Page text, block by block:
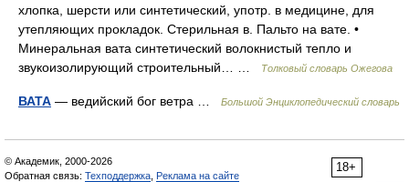
хлопка, шерсти или синтетический, употр. в медицине, для
утепляющих прокладок. Стерильная в. Пальто на вате. •
Минеральная вата синтетический волокнистый тепло и
звукоизолирующий строительный… …
Толковый словарь Ожегова
ВАТА — ведийский бог ветра … Большой Энциклопедический словарь
18+
© Академик, 2000-2026
Обратная связь: Техподдержка Реклама на сайте